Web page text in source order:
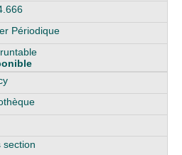
Périodique
section